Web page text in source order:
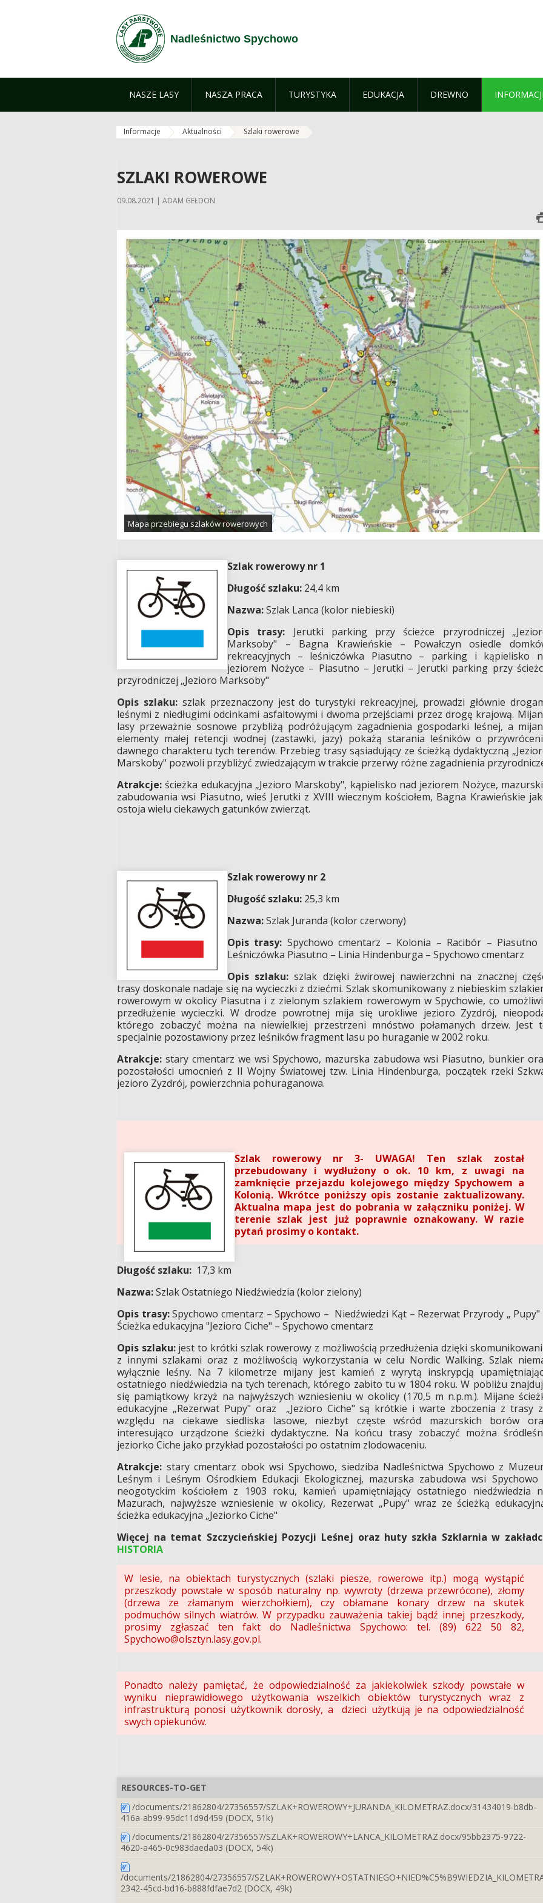
Nadleśnictwo Spychowo
NASZE LASY NASZA PRACA TURYSTYKA EDUKACJA DREWNO
Informacje Aktualności Szlaki rowerowe
SZLAKI ROWEROWE
09.08.2021 | ADAM GEŁDON
Mapa przebiegu szlaków rowerowych
Szlak rowerowy nr 1
Długość szlaku:24,4 km
Nazwa:Szlak Lanca (kolor niebieski)
Opis trasy: Jerutki parking przy ścieżce przyrodniczej
Marksoby" – Bagna Krawieńskie – Powałczyn osiedle
rekreacyjnych – leśniczówka Piasutno – parking i kąpielisko
jeziorem Nożyce – Piasutno – Jerutki – Jerutki parking przy
przyrodniczej „Jezioro Marksoby"
Opis szlaku:szlak przeznaczony jest do turystyki rekreacyjnej, prowadzi głównie
leśnymi z niedługimi odcinkami asfaltowymi i dwoma przejściami przez drogę krajową.
lasy przeważnie sosnowe przybliżą podróżującym zagadnienia gospodarki leśnej, a
elementy małej retencji wodnej (zastawki, jazy) pokażą starania leśników o
dawnego charakteru tych terenów. Przebieg trasy sąsiadujący ze ścieżką dydaktyczną
Marskoby" pozwoli przybliżyć zwiedzającym w trakcie przerwy różne zagadnienia
Atrakcje: ścieżka edukacyjna „Jezioro Marskoby", kąpielisko nad jeziorem Nożyce,
zabudowania wsi Piasutno, wieś Jerutki z XVIII wiecznym kościołem, Bagna Krawieńskie
ostoja wielu ciekawych gatunków zwierząt.
Szlak rowerowy nr 2
Długość szlaku:25,3 km
Nazwa:Szlak Juranda (kolor czerwony)
Opis trasy: Spychowo cmentarz – Kolonia – Racibór – Piasutno
Leśniczówka Piasutno – Linia Hindenburga – Spychowo cmentarz
Opis szlaku: szlak dzięki żwirowej nawierzchni na znacznej
trasy doskonale nadaje się na wycieczki z dziećmi. Szlak skomunikowany z niebieskim
rowerowym w okolicy Piasutna i z zielonym szlakiem rowerowym w Spychowie, co
przedłużenie wycieczki. W drodze powrotnej mija się urokliwe jezioro Zyzdrój,
którego zobaczyć można na niewielkiej przestrzeni mnóstwo połamanych drzew. Jest
specjalnie pozostawiony przez leśników fragment lasu po huraganie w 2002 roku.
Atrakcje: stary cmentarz we wsi Spychowo, mazurska zabudowa wsi Piasutno, bunkier
pozostałości umocnień z II Wojny Światowej tzw. Linia Hindenburga, początek rzeki
jezioro Zyzdrój, powierzchnia pohuraganowa.
Szlak rowerowy nr 3- UWAGA! Ten szlak został
przebudowany i wydłużony o ok. 10 km, z uwagi na
zamknięcie przejazdu kolejowego między Spychowem a
Kolonią. Wkrótce poniższy opis zostanie zaktualizowany.
Aktualna mapa jest do pobrania w załączniku poniżej. W
terenie szlak jest już poprawnie oznakowany. W razie
pytań prosimy o kontakt.
Długość szlaku: 17,3 km
Nazwa:Szlak Ostatniego Niedźwiedzia (kolor zielony)
Opis trasy:Spychowo cmentarz – Spychowo – Niedźwiedzi Kąt – Rezerwat Przyrody „ Pupy"
Ścieżka edukacyjna "Jezioro Ciche" – Spychowo cmentarz
Opis szlaku:jest to krótki szlak rowerowy z możliwością przedłużenia dzięki
z innymi szlakami oraz z możliwością wykorzystania w celu Nordic Walking. Szlak
wyłącznie leśny. Na 7 kilometrze mijany jest kamień z wyrytą inskrypcją
ostatniego niedźwiedzia na tych terenach, którego zabito tu w 1804 roku. W pobliżu
się pamiątkowy krzyż na najwyższych wzniesieniu w okolicy (170,5 m n.p.m.). Mijane
edukacyjne „Rezerwat Pupy" oraz „Jezioro Ciche" są krótkie i warte zboczenia z trasy
względu na ciekawe siedliska lasowe, niezbyt częste wśród mazurskich borów
interesująco urządzone ścieżki dydaktyczne. Na końcu trasy zobaczyć można
jeziorko Ciche jako przykład pozostałości po ostatnim zlodowaceniu.
Atrakcje: stary cmentarz obok wsi Spychowo, siedziba Nadleśnictwa Spychowo z
Leśnym i Leśnym Ośrodkiem Edukacji Ekologicznej, mazurska zabudowa wsi Spychowo
neogotyckim kościołem z 1903 roku, kamień upamiętniający ostatniego niedźwiedzia
Mazurach, najwyższe wzniesienie w okolicy, Rezerwat „Pupy" wraz ze ścieżką
ścieżka edukacyjna „Jeziorko Ciche"
Więcej na temat Szczycieńskiej Pozycji Leśnej oraz huty szkła Szklarnia w
HISTORIA
W lesie, na obiektach turystycznych (szlaki piesze, rowerowe itp.) mogą wystąpić
przeszkody powstałe w sposób naturalny np. wywroty (drzewa przewrócone), złomy
(drzewa ze złamanym wierzchołkiem), czy obłamane konary drzew na skutek
podmuchów silnych wiatrów. W przypadku zauważenia takiej bądź innej przeszkody,
prosimy zgłaszać ten fakt do Nadleśnictwa Spychowo: tel. (89) 622 50 82,
Spychowo@olsztyn.lasy.gov.pl.
Ponadto należy pamiętać, że odpowiedzialność za jakiekolwiek szkody powstałe w
wyniku nieprawidłowego użytkowania wszelkich obiektów turystycznych wraz z
infrastrukturą ponosi użytkownik dorosły, a dzieci użytkują je na odpowiedzialność
swych opiekunów.
RESOURCES-TO-GET
/documents/21862804/27356557/SZLAK+ROWEROWY+JURANDA_KILOMETRAZ.docx/31434019-b8db-
416a-ab99-95dc11d9d459 (DOCX, 51k)
/documents/21862804/27356557/SZLAK+ROWEROWY+LANCA_KILOMETRAZ.docx/95bb2375-9722-
4620-a465-0c983daeda03 (DOCX, 54k)
/documents/21862804/27356557/
2342-45cd-bd16-b888fdfae7d2 (DOCX, 49k)